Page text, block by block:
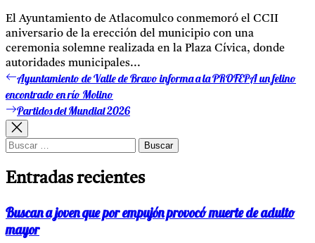
El Ayuntamiento de Atlacomulco conmemoró el CCII
aniversario de la erección del municipio con una
ceremonia solemne realizada en la Plaza Cívica, donde
autoridades municipales...
Navegación
de
entradas
Entrada
anterior:
Ayuntamiento de Valle de Bravo informa a la PROFEPA un felino
encontrado en río Molino
Entrada
siguiente:
Partidos del Mundial 2026
Buscar:
Entradas recientes
Buscan a joven que por empujón provocó muerte de adulto
mayor